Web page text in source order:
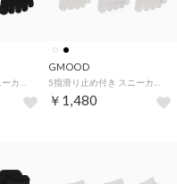
GMOOD
￥1,480